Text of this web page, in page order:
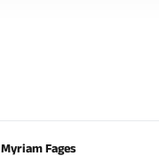
Myriam Fages